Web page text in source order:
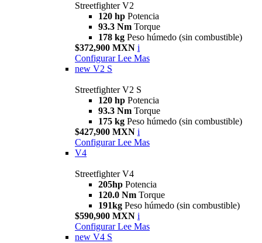
Streetfighter V2
120 hp Potencia
93.3 Nm Torque
178 kg Peso húmedo (sin combustible)
$372,900 MXN i
Configurar Lee Mas
new V2 S
Streetfighter V2 S
120 hp Potencia
93.3 Nm Torque
175 kg Peso húmedo (sin combustible)
$427,900 MXN i
Configurar Lee Mas
V4
Streetfighter V4
205hp Potencia
120.0 Nm Torque
191kg Peso húmedo (sin combustible)
$590,900 MXN i
Configurar Lee Mas
new V4 S